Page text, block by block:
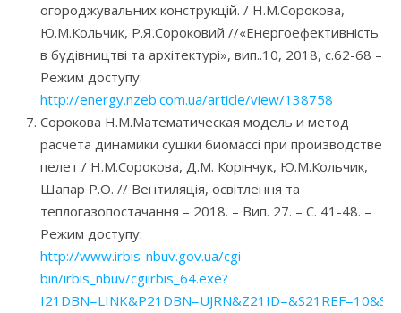
огороджувальних конструкцій. / Н.М.Сорокова,
Ю.М.Кольчик, Р.Я.Сороковий //«Енергоефективність
в будівництві та архітектурі», вип..10, 2018, с.62-68 –
Режим доступу:
http://energy.nzeb.com.ua/article/view/138758
Сорокова Н.М.Математическая модель и метод
расчета динамики сушки биомассі при производстве
пелет / Н.М.Сорокова, Д.М. Корінчук, Ю.М.Кольчик,
Шапар Р.О. // Вентиляція, освітлення та
теплогазопостачання – 2018. – Вип. 27. – С. 41-48. –
Режим доступу:
http://www.irbis-nbuv.gov.ua/cgi-
bin/irbis_nbuv/cgiirbis_64.exe?